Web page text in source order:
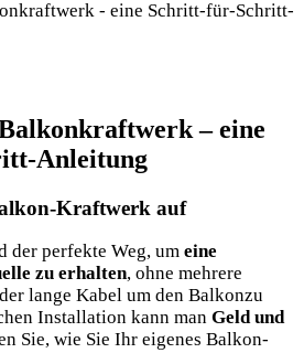
– eine
Anleitung
Kraftwerk auf
der perfekte Weg, ​um⁢ eine
zu erhalten, ‌ohne mehrere
lange Kabel um den Balkonzu
Installation kann man Geld und
Sie, wie Sie⁤ Ihr eigenes Balkon-